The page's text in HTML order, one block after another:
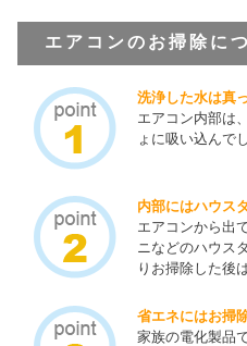
エアコンのお掃除に
洗浄した水は真
エアコン内部は
ょに吸い込んで
内部にはハウス
エアコンから出
ニなどのハウス
りお掃除した後
省エネにはお掃
家族の電化製品